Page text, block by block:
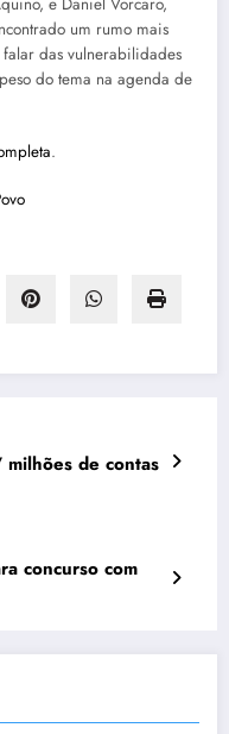
um rumo mais
das vulnerabilidades
do tema na agenda de
.
milhões de contas
concurso com